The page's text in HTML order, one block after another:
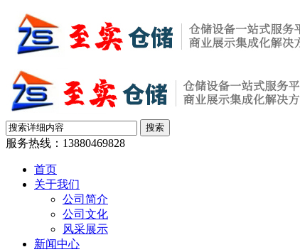
服务热线： 13880469828
首页
关于我们
公司简介
公司文化
风采展示
新闻中心